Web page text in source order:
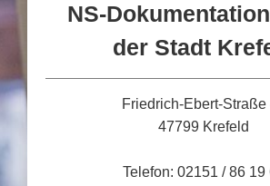
NS-
der Stadt
Friedrich-Ebert-Straße
47799 Krefeld
Telefon: 02151 / 86 19